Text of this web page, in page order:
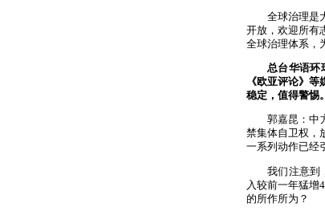
全球治理是
开放，欢迎所有
全球治理体系，
总台华语环
《欧亚评论》
稳定，值得警惕
郭嘉昆：中
禁集体自卫权，
一系列动作已经
我们注意到
入较前一年猛增
的所作所为？